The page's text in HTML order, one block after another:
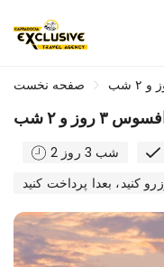
صفحه نخست
و ۲ شب
2 شب 3 روز
کنید، بعدا پرداخت کنید